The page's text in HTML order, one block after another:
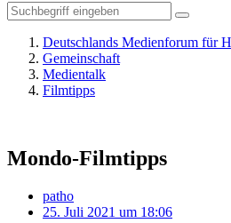
Deutschlands Medienforum für
Gemeinschaft
Medientalk
Filmtipps
Mondo-Filmtipps
patho
25. Juli 2021 um 18:06